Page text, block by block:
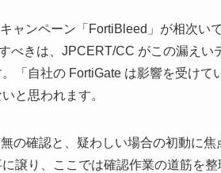
ャンペーン「FortiBleed」が相次い
べきは、JPCERT/CC がこの漏えい
「自社の FortiGate は影響を受けて
と思われます。
の確認と、疑わしい場合の初動に焦
譲り、ここでは確認作業の道筋を整